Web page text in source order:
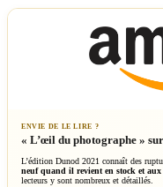
ENVIE DE LE LIRE ?
« L’œil du photographe »
L’édition Dunod 2021 connaît des
neuf quand il revient en stock et aux
lecteurs y sont nombreux et détaillés.